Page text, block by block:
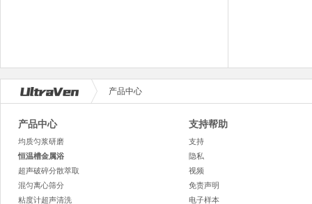
产品中心
产品中心
均质匀浆研磨
恒温槽金属浴
超声破碎分散萃取
混匀离心筛分
粘度计超声清洗
支持帮助
支持
隐私
视频
免责声明
电子样本